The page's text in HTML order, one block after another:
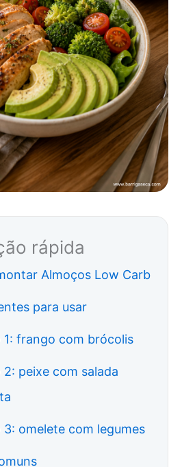
rápida
Almoços Low Carb
para usar
1: frango com brócolis
2: peixe com salada
3: omelete com legumes